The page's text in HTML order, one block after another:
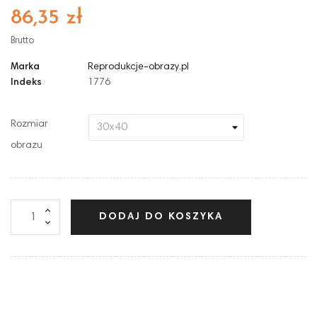
86,35 zł
Brutto
Marka
Reprodukcje-obrazy.pl
Indeks
1776
Rozmiar
obrazu
DODAJ DO KOSZYKA